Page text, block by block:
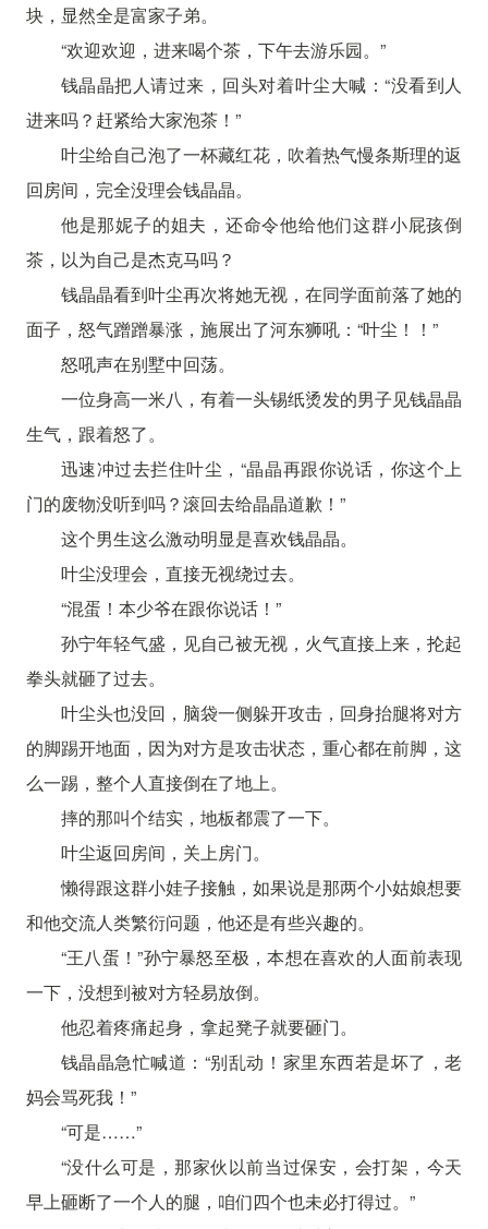
块，显然全是富家子弟。
“欢迎欢迎，进来喝个茶，下午去游乐园。”
钱晶晶把人请过来，回头对着叶尘大喊：“没看到人
进来吗？赶紧给大家泡茶！”
叶尘给自己泡了一杯藏红花，吹着热气慢条斯理的返
回房间，完全没理会钱晶晶。
他是那妮子的姐夫，还命令他给他们这群小屁孩倒
茶，以为自己是杰克马吗？
钱晶晶看到叶尘再次将她无视，在同学面前落了她的
面子，怒气蹭蹭暴涨，施展出了河东狮吼：“叶尘！！”
怒吼声在别墅中回荡。
一位身高一米八，有着一头锡纸烫发的男子见钱晶晶
生气，跟着怒了。
迅速冲过去拦住叶尘，“晶晶再跟你说话，你这个上
门的废物没听到吗？滚回去给晶晶道歉！”
这个男生这么激动明显是喜欢钱晶晶。
叶尘没理会，直接无视绕过去。
“混蛋！本少爷在跟你说话！”
孙宁年轻气盛，见自己被无视，火气直接上来，抡起
拳头就砸了过去。
叶尘头也没回，脑袋一侧躲开攻击，回身抬腿将对方
的脚踢开地面，因为对方是攻击状态，重心都在前脚，这
么一踢，整个人直接倒在了地上。
摔的那叫个结实，地板都震了一下。
叶尘返回房间，关上房门。
懒得跟这群小娃子接触，如果说是那两个小姑娘想要
和他交流人类繁衍问题，他还是有些兴趣的。
“王八蛋！”孙宁暴怒至极，本想在喜欢的人面前表现
一下，没想到被对方轻易放倒。
他忍着疼痛起身，拿起凳子就要砸门。
钱晶晶急忙喊道：“别乱动！家里东西若是坏了，老
妈会骂死我！”
“可是……”
“没什么可是，那家伙以前当过保安，会打架，今天
早上砸断了一个人的腿，咱们四个也未必打得过。”